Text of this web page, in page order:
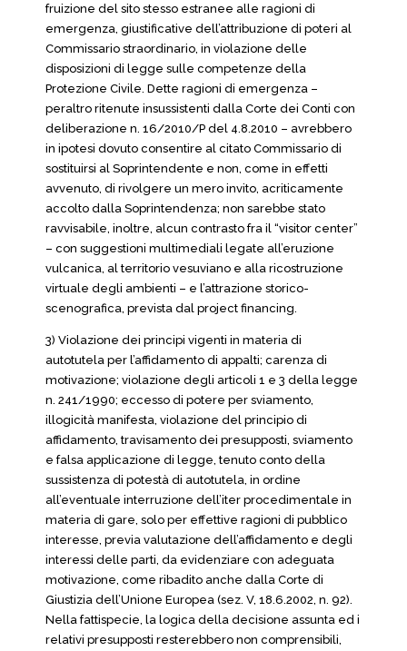
fruizione del sito stesso estranee alle ragioni di
emergenza, giustificative dell’attribuzione di poteri al
Commissario straordinario, in violazione delle
disposizioni di legge sulle competenze della
Protezione Civile. Dette ragioni di emergenza –
peraltro ritenute insussistenti dalla Corte dei Conti con
deliberazione n. 16/2010/P del 4.8.2010 – avrebbero
in ipotesi dovuto consentire al citato Commissario di
sostituirsi al Soprintendente e non, come in effetti
avvenuto, di rivolgere un mero invito, acriticamente
accolto dalla Soprintendenza; non sarebbe stato
ravvisabile, inoltre, alcun contrasto fra il “visitor center”
– con suggestioni multimediali legate all’eruzione
vulcanica, al territorio vesuviano e alla ricostruzione
virtuale degli ambienti – e l’attrazione storico-
scenografica, prevista dal project financing.
3) Violazione dei principi vigenti in materia di
autotutela per l’affidamento di appalti; carenza di
motivazione; violazione degli articoli 1 e 3 della legge
n. 241/1990; eccesso di potere per sviamento,
illogicità manifesta, violazione del principio di
affidamento, travisamento dei presupposti, sviamento
e falsa applicazione di legge, tenuto conto della
sussistenza di potestà di autotutela, in ordine
all’eventuale interruzione dell’iter procedimentale in
materia di gare, solo per effettive ragioni di pubblico
interesse, previa valutazione dell’affidamento e degli
interessi delle parti, da evidenziare con adeguata
motivazione, come ribadito anche dalla Corte di
Giustizia dell’Unione Europea (sez. V, 18.6.2002, n. 92).
Nella fattispecie, la logica della decisione assunta ed i
relativi presupposti resterebbero non comprensibili,